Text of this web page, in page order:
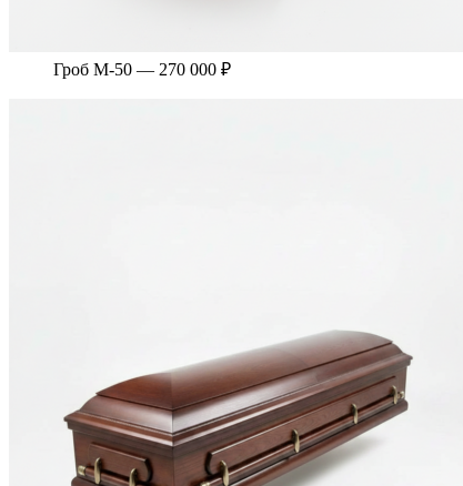
Гроб М-50 — 270 000 ₽